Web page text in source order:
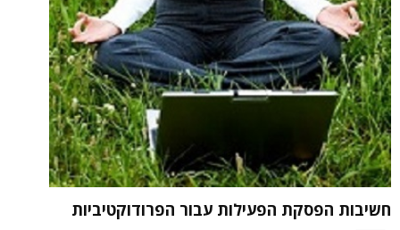
חשיבות הפסקת הפעילות עבור הפרודוקטיביות